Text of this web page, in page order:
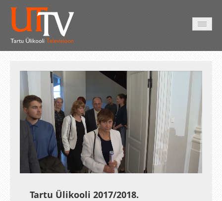
UnmuteLoaded :
1.58%
Esituskiirused
Auto
Tartu Ülikooli 2017/2018.